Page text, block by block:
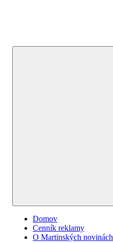
Domov
Cenník reklamy
O Martinských novinách